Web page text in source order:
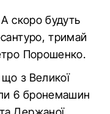
А скоро будуть
тримай
Порошенко.
з Великої
6 бронемашин